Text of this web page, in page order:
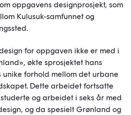
oppgavens designprosjekt, som
Kulusuk-samfunnet og
for oppgaven ikke er med i
økte sprosjektet hans
unike forhold mellom det urbane
Dette arbeidet fortsatte
og arbeidet i seks år med
og da spesielt Grønland og